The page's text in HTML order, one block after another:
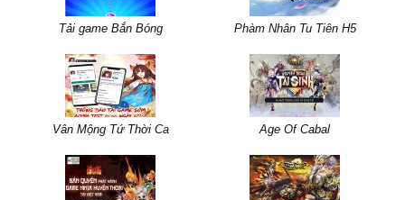
Tải game Bắn Bóng Phàm Nhân Tu Tiên H5
Vân Mộng Tứ Thời Ca Age Of Cabal